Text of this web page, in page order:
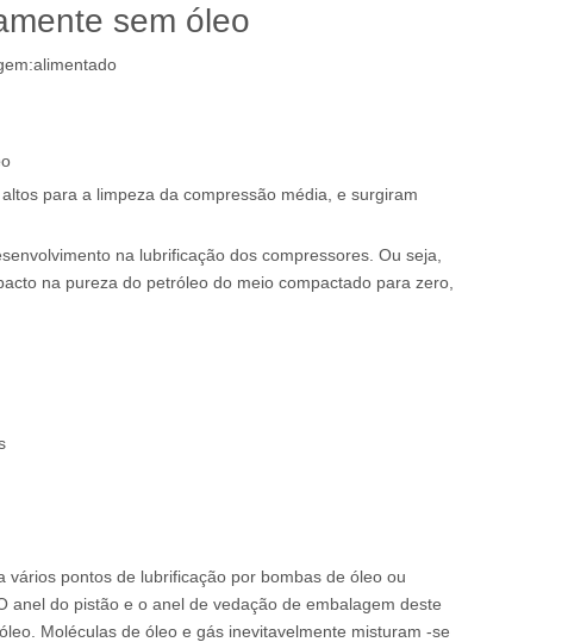
sem óleo
alimentado
para a limpeza da compressão média, e surgiram
na lubrificação dos compressores. Ou seja,
na pureza do petróleo do meio compactado para zero,
pontos de lubrificação por bombas de óleo ou
do pistão e o anel de vedação de embalagem deste
Moléculas de óleo e gás inevitavelmente misturam -se